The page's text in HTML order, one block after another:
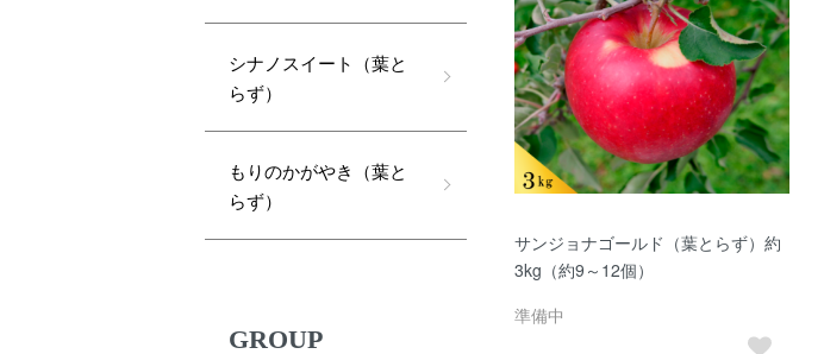
サンジョナゴールド（葉とらず）約
3kg（約9～12個）
準備中
シナノスイート（葉と
らず）
もりのかがやき（葉と
らず）
GROUP